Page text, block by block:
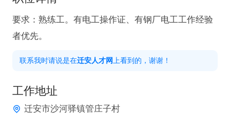
要求：熟练工。有电工操作证、有钢厂电工工作经验
者优先。
联系我时请说是在迁安人才网 上看到的，谢谢！
工作地址
迁安市沙河驿镇管庄子村